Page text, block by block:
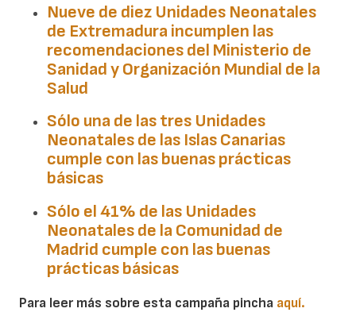
Nueve de diez Unidades Neonatales
de Extremadura incumplen las
recomendaciones del Ministerio de
Sanidad y Organización Mundial de la
Salud
Sólo una de las tres Unidades
Neonatales de las Islas Canarias
cumple con las buenas prácticas
básicas
Sólo el 41% de las Unidades
Neonatales de la Comunidad de
Madrid cumple con las buenas
prácticas básicas
Para leer más sobre esta campaña pincha aquí.